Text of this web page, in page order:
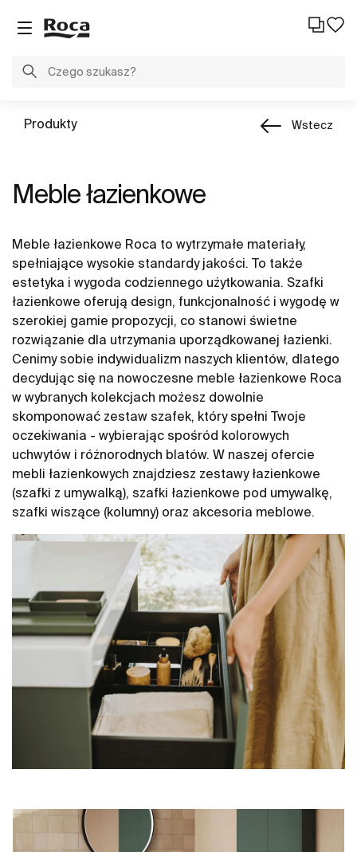
Produkty Wstecz
Meble łazienkowe
Meble łazienkowe Roca to wytrzymałe materiały,
spełniające wysokie standardy jakości. To także
estetyka i wygoda codziennego użytkowania. Szafki
łazienkowe oferują design, funkcjonalność i wygodę w
szerokiej gamie propozycji, co stanowi świetne
rozwiązanie dla utrzymania uporządkowanej łazienki.
Cenimy sobie indywidualizm naszych klientów, dlatego
decydując się na nowoczesne meble łazienkowe Roca
w wybranych kolekcjach możesz dowolnie
skomponować zestaw szafek, który spełni Twoje
oczekiwania - wybierając spośród kolorowych
uchwytów i różnorodnych blatów. W naszej ofercie
mebli łazienkowych znajdziesz zestawy łazienkowe
(szafki z umywalką), szafki łazienkowe pod umywalkę,
szafki wiszące (kolumny) oraz akcesoria meblowe.